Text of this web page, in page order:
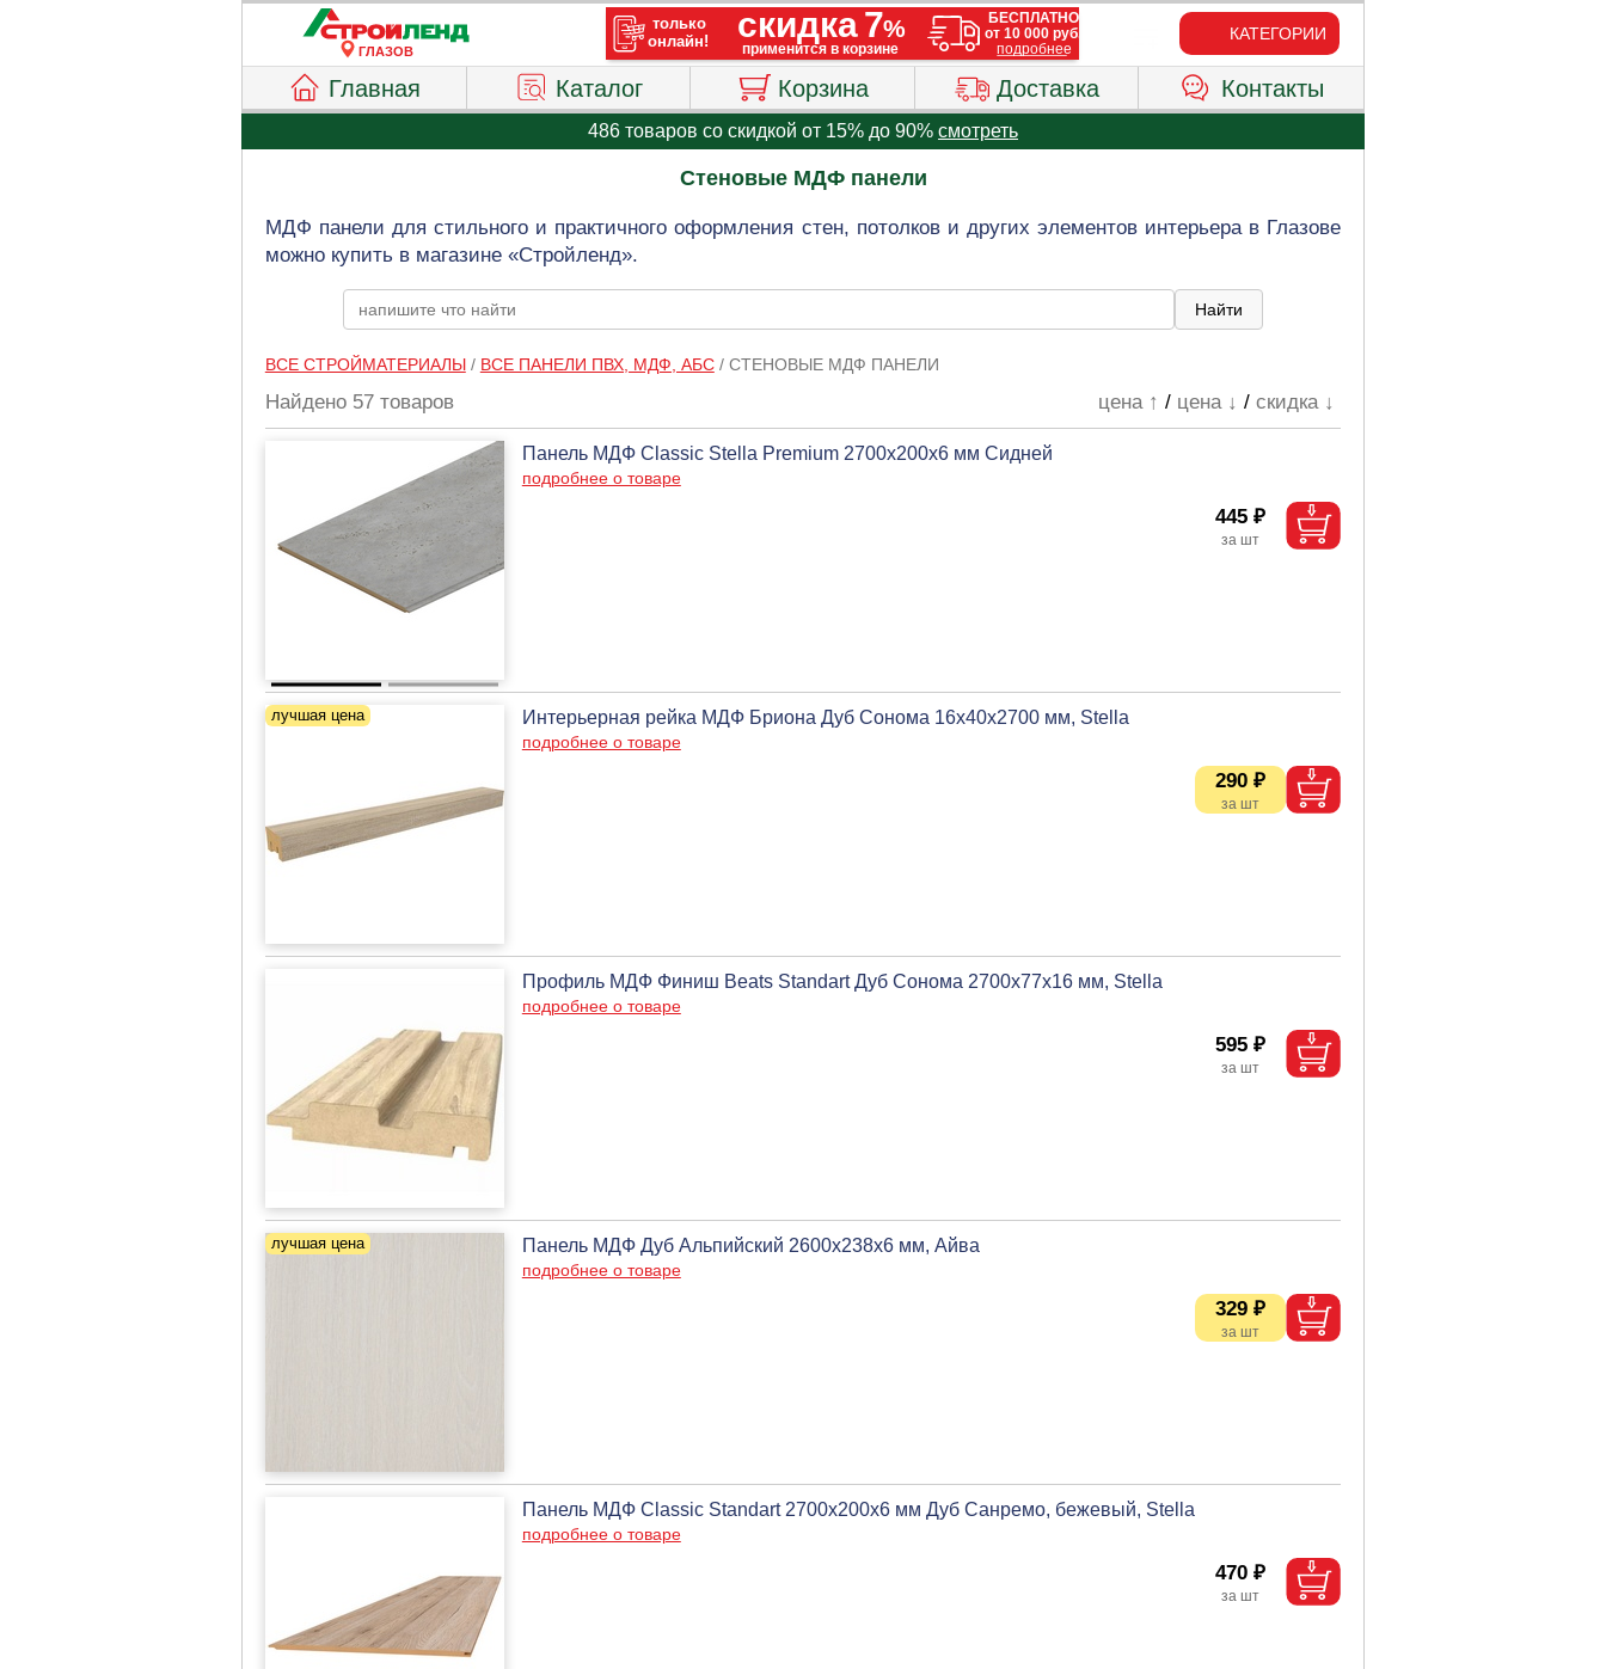
ГЛАЗОВ
КАТЕГОРИИ
Главная Каталог Корзина Доставка Контакты
486 товаров со скидкой от 15% до 90% смотреть
Стеновые МДФ панели
МДФ панели для стильного и практичного оформления стен, потолков и других элементов интерьера в Глазове
можно купить в магазине «Стройленд».
ВСЕ СТРОЙМАТЕРИАЛЫ/ ВСЕ ПАНЕЛИ ПВХ, МДФ, АБС/ СТЕНОВЫЕ МДФ ПАНЕЛИ
Найдено 57 товаров цена ↑ / цена ↓ /скидка ↓
Панель МДФ Classic Stella Premium 2700х200х6 мм Сидней
подробнее о товаре
445 ₽
Интерьерная рейка МДФ Бриона Дуб Сонома 16х40х2700 мм, Stella
подробнее о товаре
290 ₽
Профиль МДФ Финиш Beats Standart Дуб Сонома 2700x77x16 мм, Stella
подробнее о товаре
595 ₽
Панель МДФ Дуб Альпийский 2600х238х6 мм, Айва
подробнее о товаре
329 ₽
Панель МДФ Classic Standart 2700х200х6 мм Дуб Санремо, бежевый, Stella
подробнее о товаре
470 ₽